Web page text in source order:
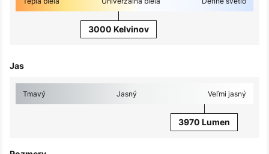
3000 Kelvinov
Jas
Tmavý Jasný Veľmi jasný
3970 Lumen